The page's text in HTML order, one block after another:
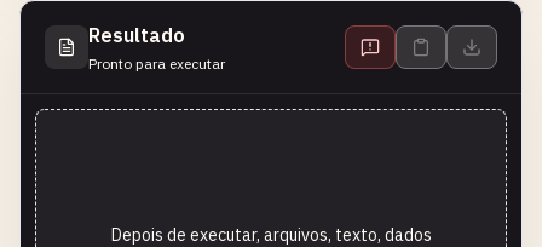
Resultado
Pronto para executar
Depois de executar, arquivos, texto, dados